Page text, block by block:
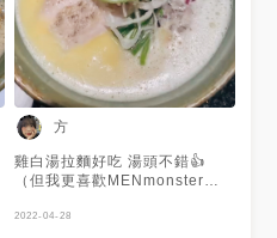
方
雞白湯拉麵好吃 湯頭不錯👍
（但我更喜歡MENmonster）
2022-04-28